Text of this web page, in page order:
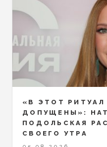
«В ЭТОТ
ДОПУЩЕНЫ»:
ПОДОЛЬСКАЯ
СВОЕГО УТРА